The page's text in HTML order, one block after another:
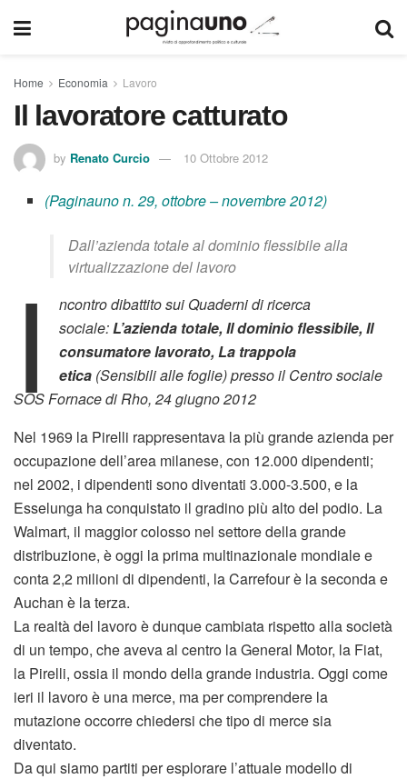
Home Economia Lavoro
Il lavoratore catturato
by Renato Curcio 10 Ottobre 2012
(Paginauno n. 29, ottobre – novembre 2012)
Dall’azienda totale al dominio flessibile alla
virtualizzazione del lavoro
I
ncontro dibattito sui Quaderni di ricerca
sociale:L’azienda totale, Il dominio flessibile, Il
consumatore lavorato, La trappola
etica (Sensibili alle foglie) presso il Centro sociale
SOS Fornace di Rho, 24 giugno 2012
Nel 1969 la Pirelli rappresentava la più grande azienda per
occupazione dell’area milanese, con 12.000 dipendenti;
nel 2002, i dipendenti sono diventati 3.000-3.500, e la
Esselunga ha conquistato il gradino più alto del podio. La
Walmart, il maggior colosso nel settore della grande
distribuzione, è oggi la prima multinazionale mondiale e
conta 2,2 milioni di dipendenti, la Carrefour è la seconda e
Auchan è la terza.
La realtà del lavoro è dunque cambiata rispetto alla società
di un tempo, che aveva al centro la General Motor, la Fiat,
la Pirelli, ossia il mondo della grande industria. Oggi come
ieri il lavoro è una merce, ma per comprendere la
mutazione occorre chiedersi che tipo di merce sia
diventato.
Da qui siamo partiti per esplorare l’attuale modello di